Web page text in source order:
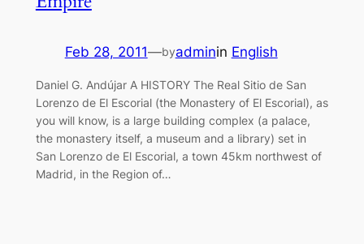
Feb 28, 2011—byadminin English
Daniel G. Andújar A HISTORY The Real Sitio de San
Lorenzo de El Escorial (the Monastery of El Escorial), as
you will know, is a large building complex (a palace,
the monastery itself, a museum and a library) set in
San Lorenzo de El Escorial, a town 45km northwest of
Madrid, in the Region of…